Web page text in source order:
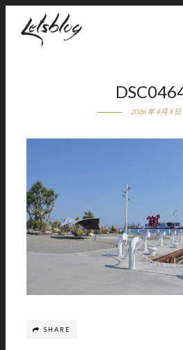
2026 年 4 月 8 日
SHARE